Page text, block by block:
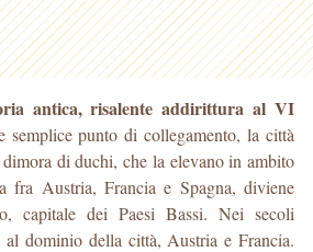
antica, risalente addirittura al VI
semplice punto di collegamento, la città
di duchi, che la elevano in ambito
fra Austria, Francia e Spagna, diviene
capitale dei Paesi Bassi. Nei secoli
al dominio della città, Austria e Francia.